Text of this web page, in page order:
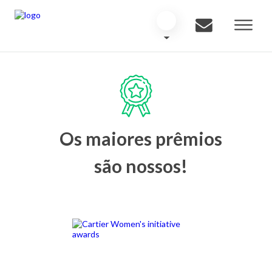
Os maiores prêmios
são nossos!